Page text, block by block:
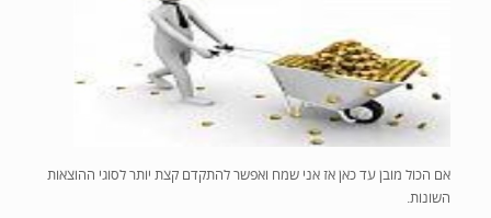
אם הכול מובן עד כאן אז אני שמח ואפשר להתקדם קצת יותר לסוגי ההוצאות
השונות.